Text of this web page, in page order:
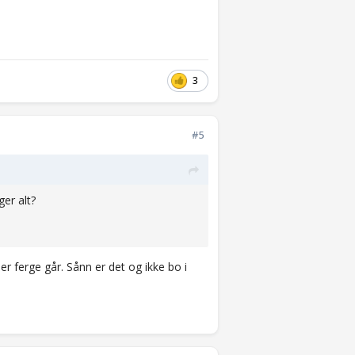
3
#5
alt?
ferge går. Sånn er det og ikke bo i